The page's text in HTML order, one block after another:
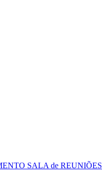
SALA de REUNIÕES